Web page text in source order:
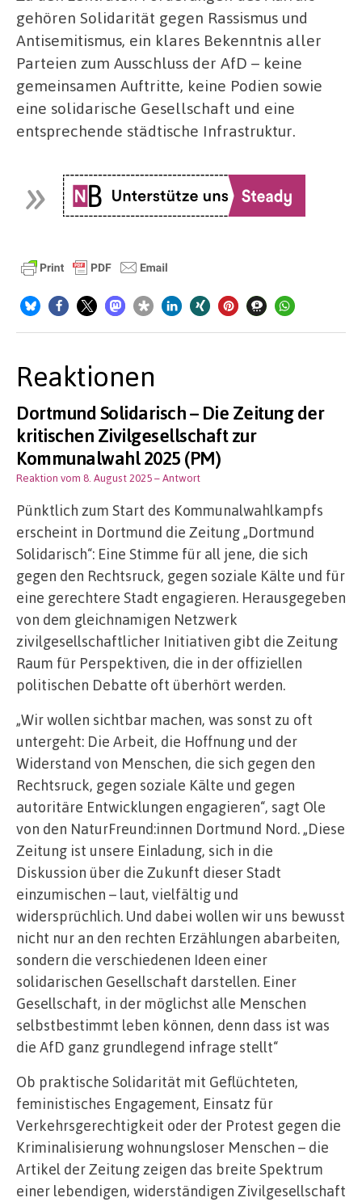
gehören Solidarität gegen Rassismus und
Antisemitismus, ein klares Bekenntnis aller
Parteien zum Ausschluss der AfD – keine
gemeinsamen Auftritte, keine Podien sowie
eine solidarische Gesellschaft und eine
entsprechende städtische Infrastruktur.
Reaktionen
Dortmund Solidarisch – Die Zeitung der
kritischen Zivilgesellschaft zur
Kommunalwahl 2025 (PM)
Reaktion vom 8. August 2025– Antwort
Pünktlich zum Start des Kommunalwahlkampfs
erscheint in Dortmund die Zeitung „Dortmund
Solidarisch“: Eine Stimme für all jene, die sich
gegen den Rechtsruck, gegen soziale Kälte und für
eine gerechtere Stadt engagieren. Herausgegeben
von dem gleichnamigen Netzwerk
zivilgesellschaftlicher Initiativen gibt die Zeitung
Raum für Perspektiven, die in der offiziellen
politischen Debatte oft überhört werden.
„Wir wollen sichtbar machen, was sonst zu oft
untergeht: Die Arbeit, die Hoffnung und der
Widerstand von Menschen, die sich gegen den
Rechtsruck, gegen soziale Kälte und gegen
autoritäre Entwicklungen engagieren“, sagt Ole
von den NaturFreund:innen Dortmund Nord. „Diese
Zeitung ist unsere Einladung, sich in die
Diskussion über die Zukunft dieser Stadt
einzumischen – laut, vielfältig und
widersprüchlich. Und dabei wollen wir uns bewusst
nicht nur an den rechten Erzählungen abarbeiten,
sondern die verschiedenen Ideen einer
solidarischen Gesellschaft darstellen. Einer
Gesellschaft, in der möglichst alle Menschen
selbstbestimmt leben können, denn dass ist was
die AfD ganz grundlegend infrage stellt“
Ob praktische Solidarität mit Geflüchteten,
feministisches Engagement, Einsatz für
Verkehrsgerechtigkeit oder der Protest gegen die
Kriminalisierung wohnungsloser Menschen – die
Artikel der Zeitung zeigen das breite Spektrum
einer lebendigen, widerständigen Zivilgesellschaft